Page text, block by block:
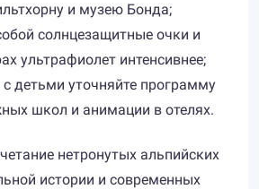
и музею Бонда;
солнцезащитные очки и
ультрафиолет интенсивнее;
детьми уточняйте программу
школ и анимации в отелях.
нетронутых альпийских
истории и современных